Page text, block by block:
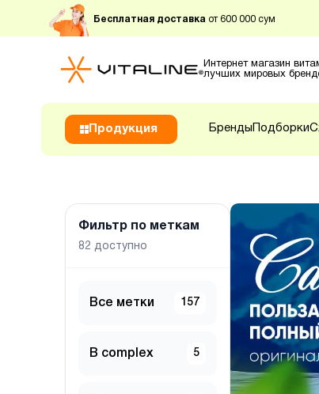
Бесплатная доставка от 600 000 сум
Интернет магазин
лучших мировых
Продукция Бренды Подборки
Фильтр по меткам
82 доступно
Все метки 157
B complex 5